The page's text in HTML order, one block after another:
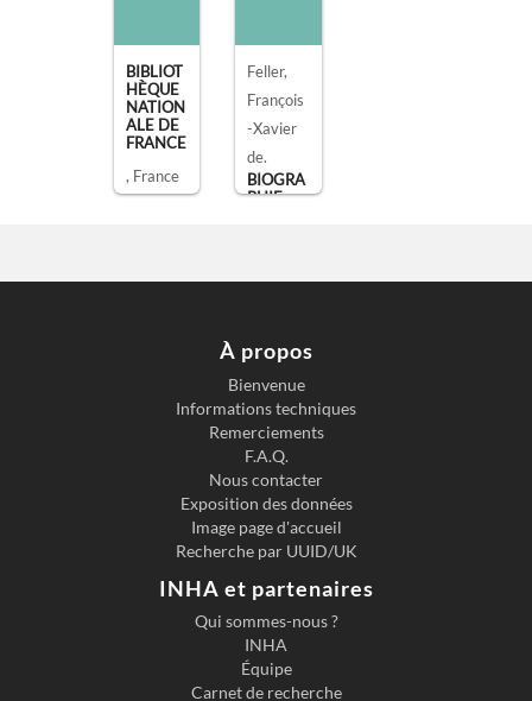
BIBLIOT
HÈQUE
NATION
ALE DE
FRANCE
, France
Feller,
François
-Xavier
de.
BIOGRA
PHIE
NNAIRE
Paris.
J.B.
Pélagau
d,
À propos
Bienvenue
Informations techniques
Remerciements
F.A.Q.
Nous contacter
Exposition des données
Image page d'accueil
Recherche par UUID/UK
INHA et partenaires
Qui sommes-nous ?
INHA
Équipe
Carnet de recherche